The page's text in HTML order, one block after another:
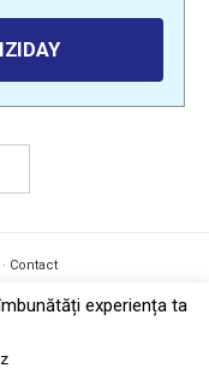
· Contact
experiența ta